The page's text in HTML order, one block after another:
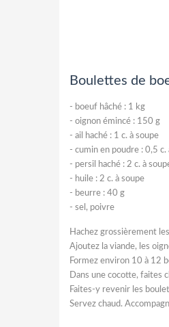
Boulettes de
- boeuf hâché : 1 kg
- oignon émincé : 150 g
- ail haché : 1 c. à soupe
- cumin en poudre : 0,5 c.
- persil haché : 2 c. à
- huile : 2 c. à soupe
- beurre : 40 g
- sel, poivre
Hachez grossièrement
Ajoutez la viande, les
Formez environ 10 à 12
Dans une cocotte, faites
Faites-y revenir les
Servez chaud.